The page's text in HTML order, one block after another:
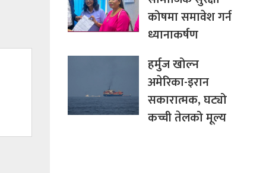
कोषमा समावेश गर्न
ध्यानाकर्षण
हर्मुज खोल्न
अमेरिका-इरान
सकारात्मक, घट्यो
कच्ची तेलको मूल्य